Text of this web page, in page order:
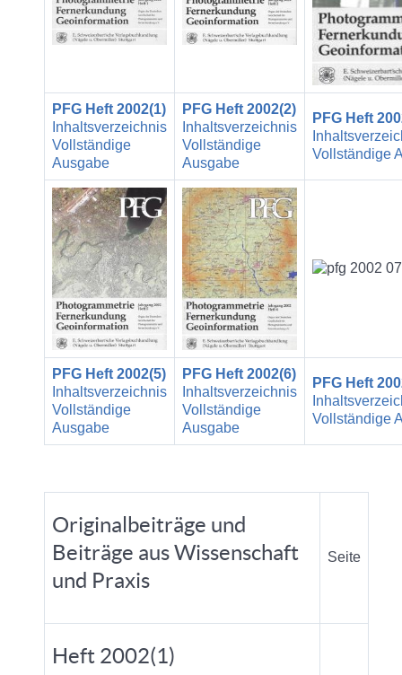
PFG Heft 2002(1)
Inhaltsverzeichnis
Vollständige
Ausgabe
PFG Heft 2002(2)
Inhaltsverzeichnis
Vollständige
Ausgabe
PFG Heft
Vollständige
PFG Heft 2002(5)
Inhaltsverzeichnis
Vollständige
Ausgabe
PFG Heft 2002(6)
Inhaltsverzeichnis
Vollständige
Ausgabe
PFG Heft
Vollständige
Originalbeiträge und
Beiträge aus Wissenschaft
und Praxis
Seite
Heft 2002(1)